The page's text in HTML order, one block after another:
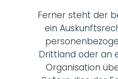
Ferner steht der
ein
Drittland oder an
Organisation